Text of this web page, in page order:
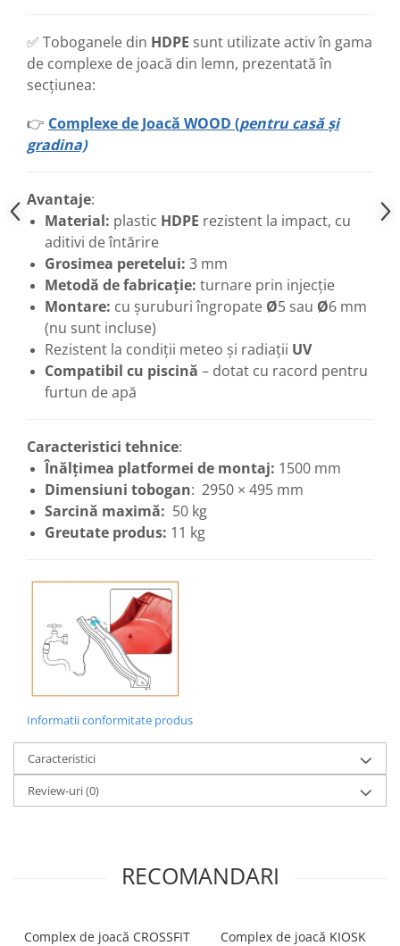
✅ Toboganele din HDPE sunt utilizate activ în gama
de complexe de joacă din lemn, prezentată în
secțiunea:
👉 Complexe de Joacă WOOD (pentru casă și
gradina)
Avantaje:
Material: plastic HDPE rezistent la impact, cu
aditivi de întărire
Grosimea peretelui: 3 mm
Metodă de fabricație: turnare prin injecție
Montare: cu șuruburi îngropate Ø5 sau Ø6 mm
(nu sunt incluse)
Rezistent la condiții meteo și radiații UV
Compatibil cu piscină – dotat cu racord pentru
furtun de apă
Caracteristici tehnice:
Înălțimea platformei de montaj: 1500 mm
Dimensiuni tobogan: 2950 × 495 mm
Sarcină maximă: 50 kg
Greutate produs: 11 kg
Informatii conformitate produs
Caracteristici
Review-uri(0)
RECOMANDARI
Complex de joacă CROSSFIT
Complex de joacă KIOSK